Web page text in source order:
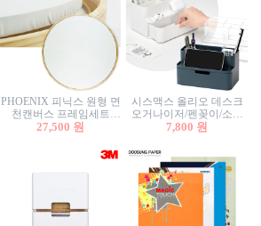
PHOENIX 피닉스 원형 면
천캔버스 프레임세트
30cm/원형캔버스/플로팅
27,500 원
시스맥스 올리오 데스크
오거나이저/펜꽂이/소품
꽂이/소품함/정리함/수납
7,800 원